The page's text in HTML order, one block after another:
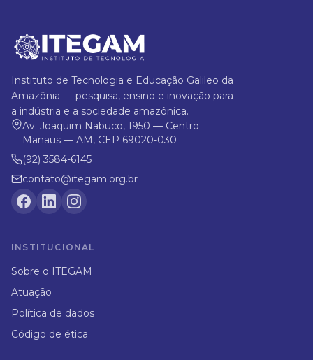
Instituto de Tecnologia e Educação Galileo da
Amazônia — pesquisa, ensino e inovação para
a indústria e a sociedade amazônica.
Av. Joaquim Nabuco, 1950 — Centro
Manaus — AM, CEP 69020-030
(92) 3584-6145
contato@itegam.org.br
INSTITUCIONAL
Sobre o ITEGAM
Atuação
Política de dados
Código de ética